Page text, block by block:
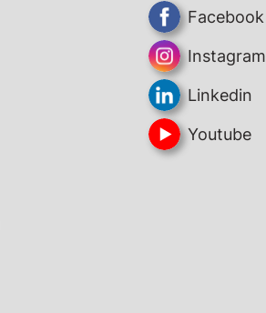
Facebook
Instagram
Linkedin
Youtube